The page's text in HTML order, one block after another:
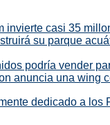
invierte casi 35
su parque
podría vender
anuncia una wing
dedicado a los